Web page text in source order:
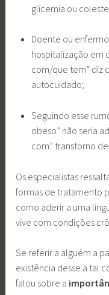
glicemia ou
Doente ou
hospitalização em
com/que tem” diz
autocuidado;
Seguindo esse
obeso” não seria
com” transtorno
Os especialistas
formas de tratamento
como aderir a uma
vive com condições
Se referir a alguém a
existência desse a tal
falou sobre a